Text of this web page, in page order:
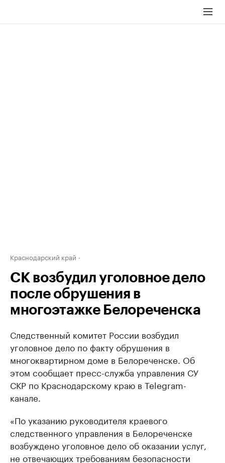
Краснодарский край
СК возбудил уголовное дело
после обрушения в
многоэтажке Белореченска
Следственный комитет России возбудил
уголовное дело по факту обрушения в
многоквартирном доме в Белореченске. Об
этом сообщает пресс-служба управления СУ
СКР по Краснодарскому краю в Telegram-
канале.
«По указанию руководителя краевого
следственного управления в Белореченске
возбуждено уголовное дело об оказании услуг,
не отвечающих требованиям безопасности